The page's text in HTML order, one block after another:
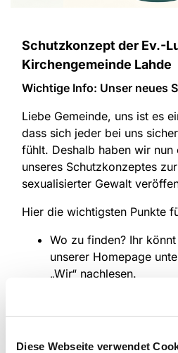
Diese Webseite verwendet
Schutzkonzept der Ev.-
Kirchengemeinde Lahde
Wichtige Info: Unser neues
Liebe Gemeinde, uns ist es
dass sich jeder bei uns
fühlt. Deshalb haben wir nun
unseres Schutzkonzeptes
sexualisierter Gewalt
Hier die wichtigsten Punkte
Wo zu finden? Ihr
unserer Homepage
„Wir“ nachlesen.
https://
Aktueller Stand: Dies
vervollständigen